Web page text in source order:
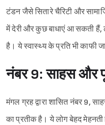
टंडन जैसे सितारे चैरिटी और
में देरी और कुछ बाधाएं आ सकती
है। ये स्वास्थ्य के प्रति भी काफी
नंबर 9: साहस और
मंगल ग्रह द्वारा शासित नंबर 9,
का प्रतीक है। ये लोग बेहद